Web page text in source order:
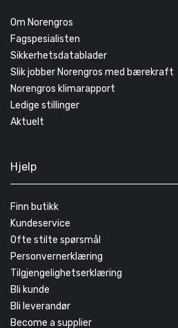
Om Norengros
Fagspesialisten
Sikkerhetsdatablader
Slik jobber Norengros med bærekraft
Norengros klimarapport
Ledige stillinger
Aktuelt
Hjelp
Finn butikk
Kundeservice
Ofte stilte spørsmål
Personvernerklæring
Tilgjengelighetserklæring
Bli kunde
Bli leverandør
Become a supplier